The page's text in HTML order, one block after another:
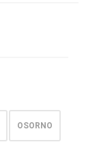
OSORNO